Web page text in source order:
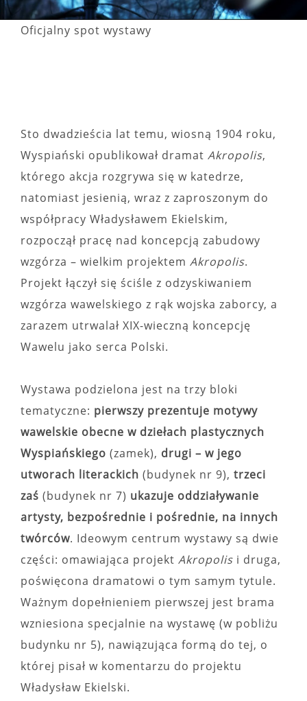
Oficjalny spot wystawy
Sto dwadzieścia lat temu, wiosną 1904 roku,
Wyspiański opublikował dramat Akropolis,
którego akcja rozgrywa się w katedrze,
natomiast jesienią, wraz z zaproszonym do
współpracy Władysławem Ekielskim,
rozpoczął pracę nad koncepcją zabudowy
wzgórza – wielkim projektem Akropolis.
Projekt łączył się ściśle z odzyskiwaniem
wzgórza wawelskiego z rąk wojska zaborcy, a
zarazem utrwalał XIX-wieczną koncepcję
Wawelu jako serca Polski.
Wystawa podzielona jest na trzy bloki
tematyczne: pierwszy prezentuje motywy
wawelskie obecne w dziełach plastycznych
Wyspiańskiego (zamek), drugi – w jego
utworach literackich (budynek nr 9), trzeci
zaś (budynek nr 7) ukazuje oddziaływanie
artysty, bezpośrednie i pośrednie, na innych
twórców. Ideowym centrum wystawy są dwie
części: omawiająca projekt Akropolis i druga,
poświęcona dramatowi o tym samym tytule.
Ważnym dopełnieniem pierwszej jest brama
wzniesiona specjalnie na wystawę (w pobliżu
budynku nr 5), nawiązująca formą do tej, o
której pisał w komentarzu do projektu
Władysław Ekielski.